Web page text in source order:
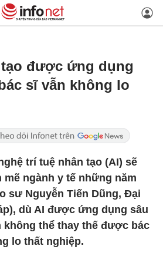
được ứng dụng
sĩ vẫn không lo
trí tuệ nhân tạo (AI) sẽ
mẽ ngành y tế những năm
sư Nguyễn Tiến Dũng, Đại
dù AI được ứng dụng sâu
không thể thay thế được bác
lo thất nghiệp.